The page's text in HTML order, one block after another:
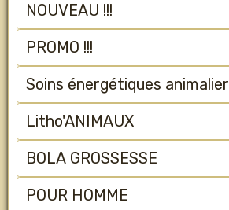
NOUVEAU !!!
PROMO !!!
Soins énergétiques animalier
Litho'ANIMAUX
BOLA GROSSESSE
POUR HOMME